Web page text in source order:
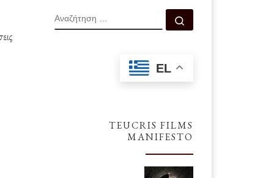
ΑΝΑΖΉΤΗΣΗ
EL
TEUCRIS FILMS
MANIFESTO